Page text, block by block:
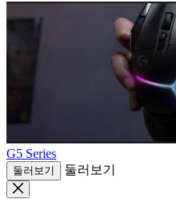
G5 Series
둘러보기 둘러보기